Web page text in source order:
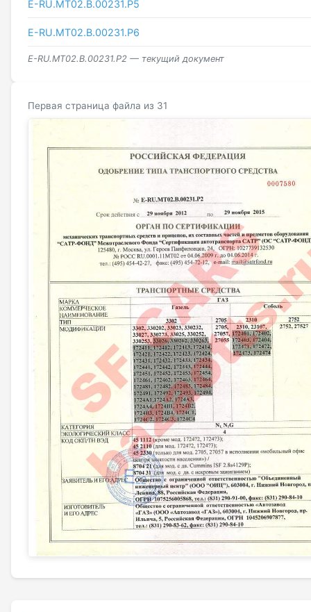
E-RU.МТ02.B.00231.Р5
E-RU.МТ02.B.00231.Р6
E-RU.МТ02.B.00231.P2 — текущий документ
Первая страница файла из 31